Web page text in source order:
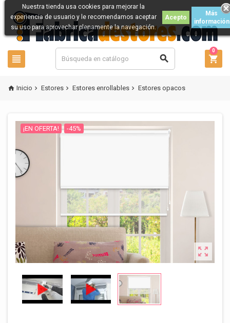
  
0
Nuestra tienda usa cookies para mejorar la
experiencia de usuario y le recomendamos aceptar
su uso para aprovechar plenamente la navegación.
Acepto
Más
información
 Inicio  Estores  Estores enrollables  Estores opacos

¡EN OFERTA! -45%